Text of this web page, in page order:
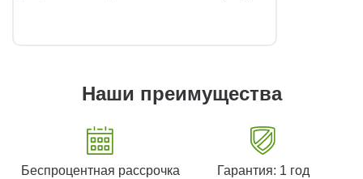
Наши преимущества
Беспроцентная рассрочка
Гарантия: 1 год